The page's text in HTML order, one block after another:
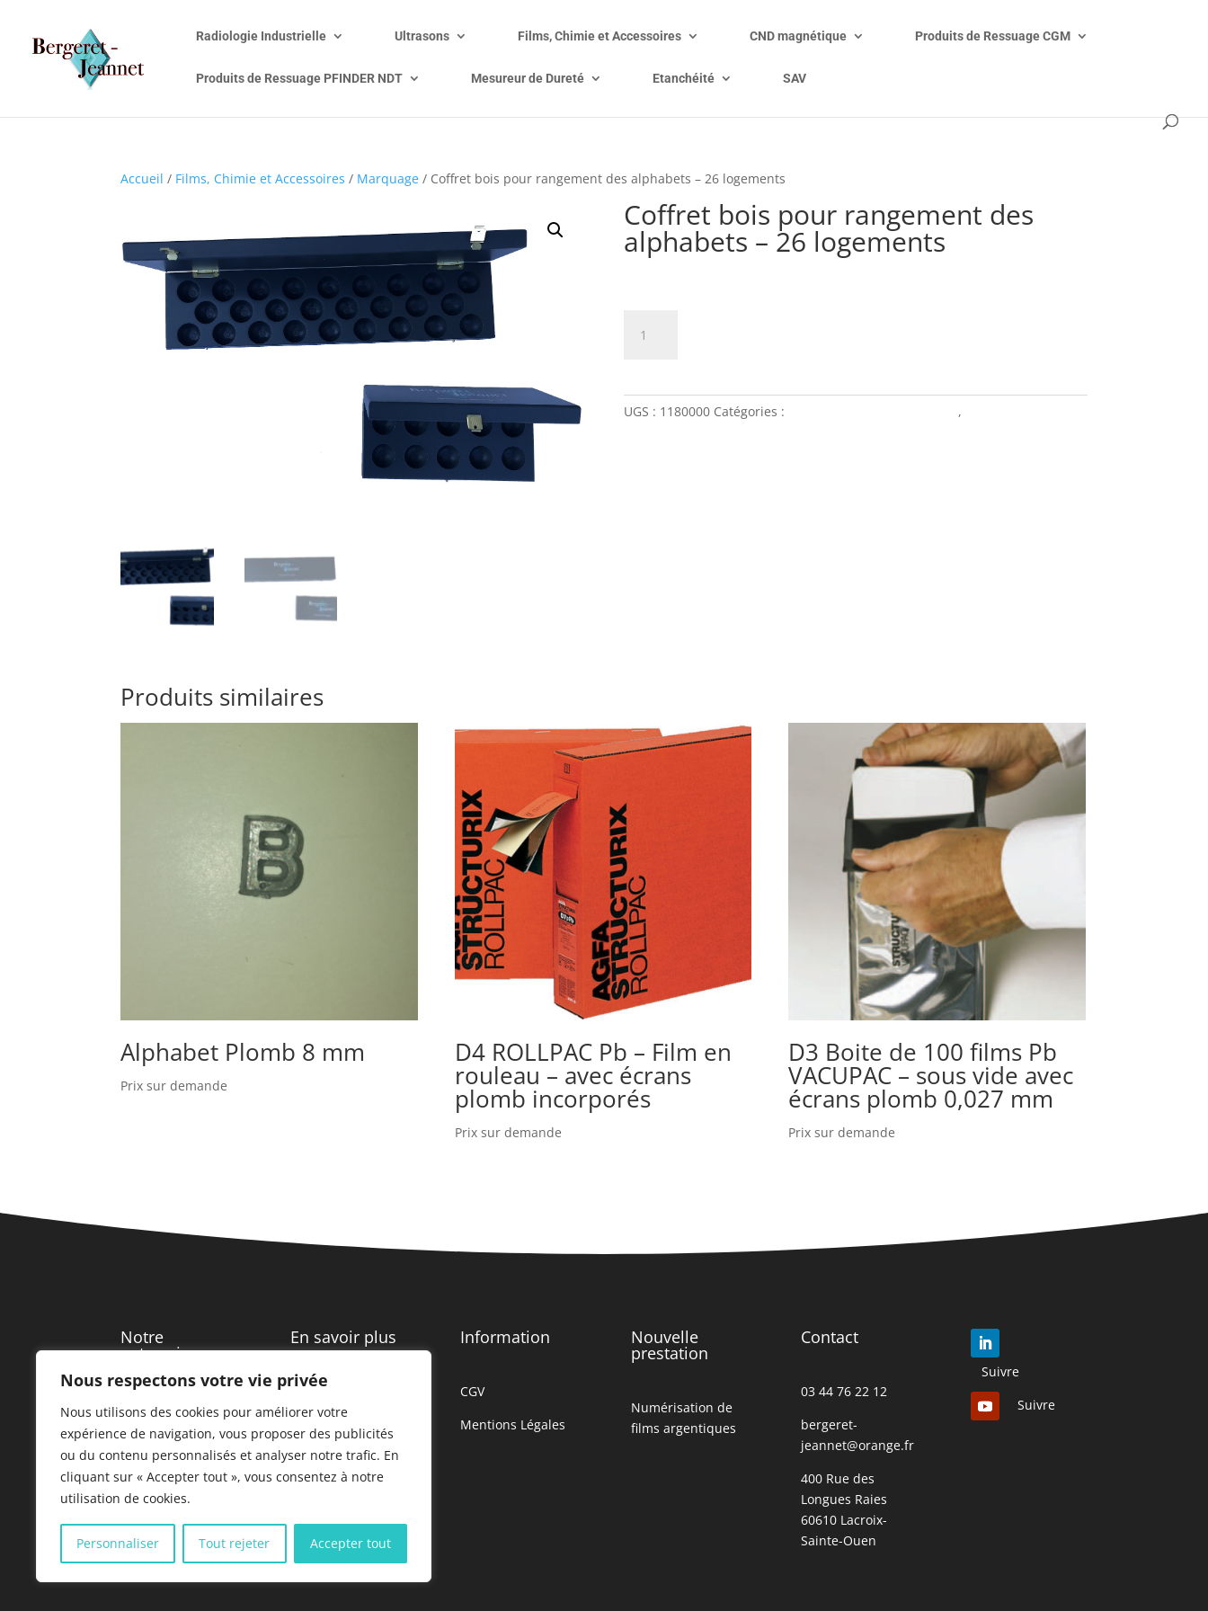
Nous respectons votre vie privée
Nous utilisons des cookies pour améliorer votre
expérience de navigation, vous proposer des publicités
ou du contenu personnalisés et analyser notre trafic. En
cliquant sur « Accepter tout », vous consentez à notre
utilisation de cookies.
Personnaliser Tout rejeter Accepter tout
Radiologie Industrielle Ultrasons Films, Chimie et Accessoires CND magnétique Produits de Ressuage CGM
Produits de Ressuage PFINDER NDT Mesureur de Dureté Etanchéité SAV
Accueil / Films, Chimie et Accessoires / Marquage / Coffret bois pour rangement des alphabets – 26 logements
Coffret bois pour rangement des
alphabets – 26 logements
UGS : 1180000 Catégories : ,
Produits similaires
Alphabet Plomb 8 mm
Prix sur demande
D4 ROLLPAC Pb – Film en
rouleau – avec écrans
plomb incorporés
Prix sur demande
D3 Boite de 100 films Pb
VACUPAC – sous vide avec
écrans plomb 0,027 mm
Prix sur demande
Notre
entreprise
Qui sommes-nous
?
Nos implantations
Historique
En savoir plus
Notre maison
mère
Plan du site
Nos partenaires
Information
CGV
Mentions Légales
Nouvelle
prestation
Numérisation de
films argentiques
Contact
03 44 76 22 12
bergeret-
jeannet@orange.fr
400 Rue des
Longues Raies
60610 Lacroix-
Sainte-Ouen
Suivre
Suivre